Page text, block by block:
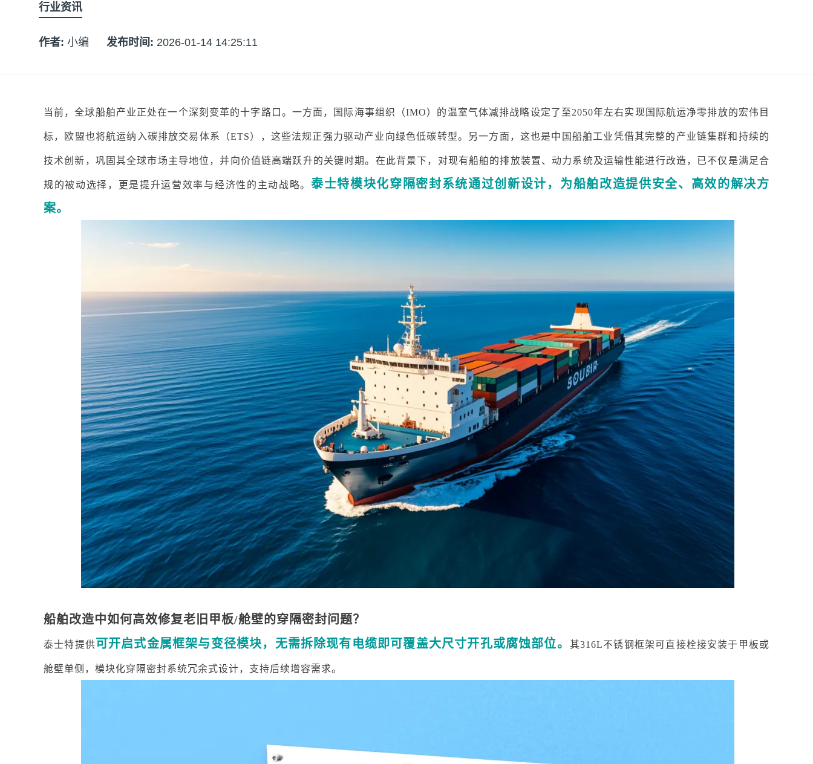
行业资讯
作者: 小编 发布时间: 2026-01-14 14:25:11
当前，全球船舶产业正处在一个深刻变革的十字路口。一方面，国际海事组织（IMO）的温室气体减排战略设定了至2050年左右实现国际航运净零排放的宏伟目
标，欧盟也将航运纳入碳排放交易体系（ETS），这些法规正强力驱动产业向绿色低碳转型。另一方面，这也是中国船舶工业凭借其完整的产业链集群和持续的
技术创新，巩固其全球市场主导地位，并向价值链高端跃升的关键时期。在此背景下，对现有船舶的排放装置、动力系统及运输性能进行改造，已不仅是满足合
规的被动选择，更是提升运营效率与经济性的主动战略。 泰士特模块化穿隔密封系统通过创新设计，为船舶改造提供安全、高效的解决方
案。
船舶改造中如何高效修复老旧甲板/舱壁的穿隔密封问题？
泰士特提供可开启式金属框架与变径模块，无需拆除现有电缆即可覆盖大尺寸开孔或腐蚀部位。 其316L不锈钢框架可直接栓接安装于甲板或
舱壁单侧，模块化穿隔密封系统冗余式设计，支持后续增容需求。